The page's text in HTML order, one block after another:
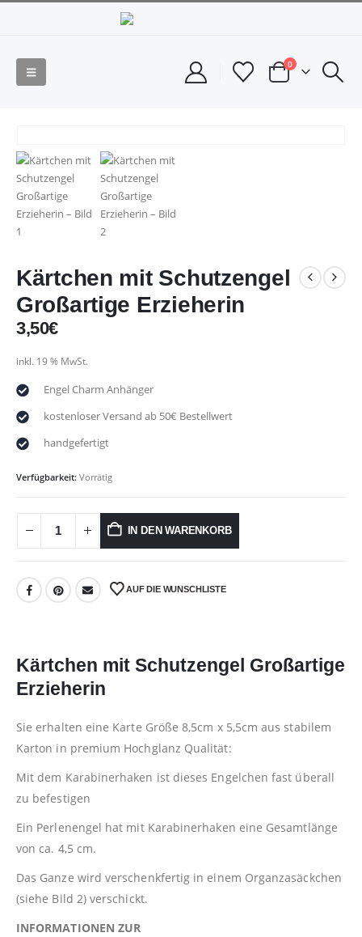
0
Kärtchen mit Schutzengel
Großartige Erzieherin
3,50€
inkl. 19 % MwSt.
Engel Charm Anhänger
kostenloser Versand ab 50€ Bestellwert
handgefertigt
Verfügbarkeit: Vorrätig
IN DEN WARENKORB
AUF DIE WUNSCHLISTE
Kärtchen mit Schutzengel Großartige
Erzieherin
Sie erhalten eine Karte Größe 8,5cm x 5,5cm aus stabilem
Karton in premium Hochglanz Qualität:
Mit dem Karabinerhaken ist dieses Engelchen fast überall
zu befestigen
Ein Perlenengel hat mit Karabinerhaken eine Gesamtlänge
von ca. 4,5 cm.
Das Ganze wird verschenkfertig in einem Organzasäckchen
(siehe Bild 2) verschickt.
INFORMATIONEN ZUR